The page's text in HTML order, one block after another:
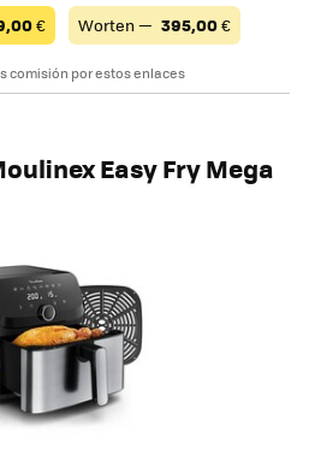
€ Worten — 395,00€
comisión por estos enlaces
Easy Fry Mega